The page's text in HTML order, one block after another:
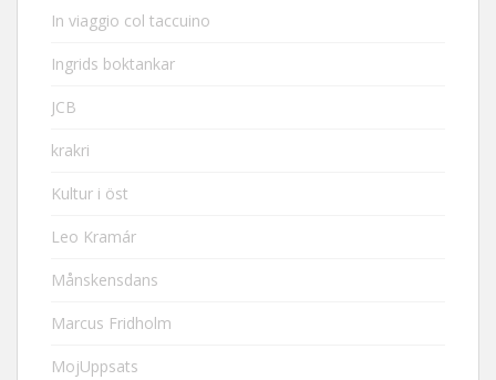
In viaggio col taccuino
Ingrids boktankar
JCB
krakri
Kultur i öst
Leo Kramár
Månskensdans
Marcus Fridholm
MojUppsats